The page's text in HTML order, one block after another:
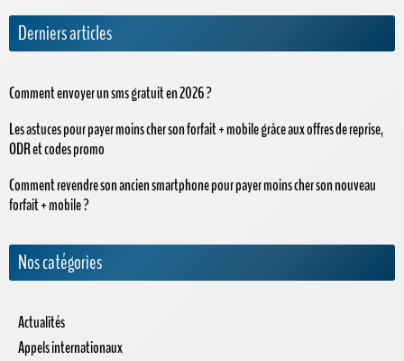
Derniers articles
Comment envoyer un sms gratuit en 2026 ?
Les astuces pour payer moins cher son forfait + mobile grâce aux offres de reprise,
ODR et codes promo
Comment revendre son ancien smartphone pour payer moins cher son nouveau
forfait + mobile ?
Nos catégories
Actualités
Appels internationaux